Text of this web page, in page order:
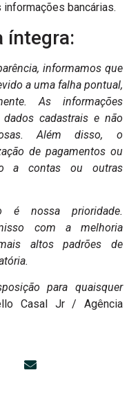
bancárias.
íntegra:
informamos que
a uma falha pontual,
As informações
cadastrais e não
Além disso, o
de pagamentos ou
a contas ou outras
é nossa prioridade.
com a melhoria
altos padrões de
para quaisquer
Casal Jr / Agência